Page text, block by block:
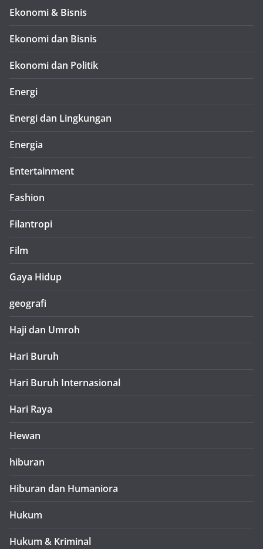
Ekonomi & Bisnis
Ekonomi dan Bisnis
Ekonomi dan Politik
Energi
Energi dan Lingkungan
Energia
Entertainment
Fashion
Filantropi
Film
Gaya Hidup
geografi
Haji dan Umroh
Hari Buruh
Hari Buruh Internasional
Hari Raya
Hewan
hiburan
Hiburan dan Humaniora
Hukum
Hukum & Kriminal